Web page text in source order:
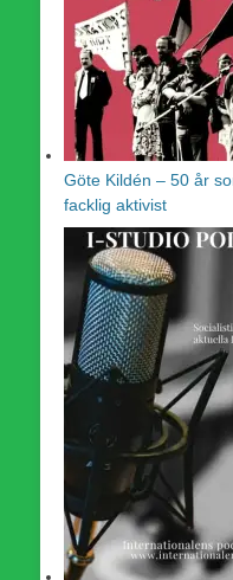
Göte Kildén – 50 år
facklig aktivist